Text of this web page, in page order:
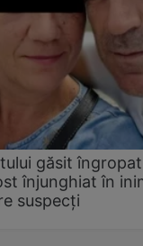
găsit
înjunghiat în
suspecți